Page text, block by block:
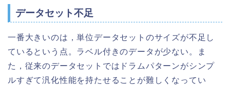
データセット不足
一番大きいのは，単位データセットのサイズが不足し
ているという点。ラベル付きのデータが少ない。ま
た，従来のデータセットではドラムパターンがシンプ
ルすぎて汎化性能を持たせることが難しくなってい